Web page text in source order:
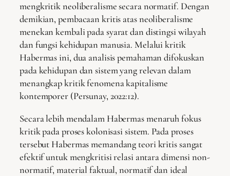
mengkritik neoliberalisme secara normatif. Dengan
demikian, pembacaan kritis atas neoliberalisme
menekan kembali pada syarat dan distingsi wilayah
dan fungsi kehidupan manusia. Melalui kritik
Habermas ini, dua analisis pemahaman difokuskan
pada kehidupan dan sistem yang relevan dalam
menangkap kritik fenomena kapitalisme
kontemporer (Persunay, 2022:12).
Secara lebih mendalam Habermas menaruh fokus
kritik pada proses kolonisasi sistem. Pada proses
tersebut Habermas memandang teori kritis sangat
efektif untuk mengkritisi relasi antara dimensi non-
normatif, material faktual, normatif dan ideal